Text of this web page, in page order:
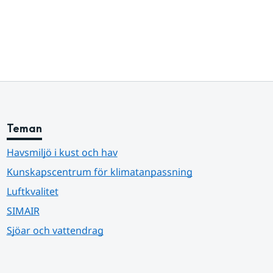
Teman
Havsmiljö i kust och hav
Kunskapscentrum för klimatanpassning
Luftkvalitet
SIMAIR
Sjöar och vattendrag